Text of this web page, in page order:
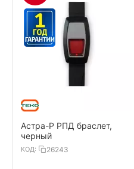
Астра-Р РПД браслет,
черный
КОД: 26243